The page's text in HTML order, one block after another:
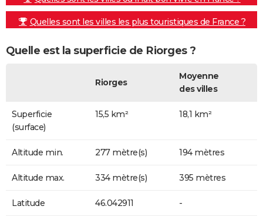
Quelles sont les villes les plus touristiques de France ?
Quelle est la superficie de Riorges ?
Riorges
Moyenne
des villes
Superficie
(surface)
15,5 km² 18,1 km²
Altitude min. 277 mètre(s) 194 mètres
Altitude max. 334 mètre(s) 395 mètres
Latitude 46.042911 -